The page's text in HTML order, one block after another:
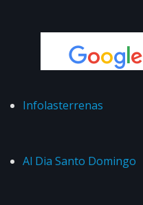
Infolasterrenas
Al Dia Santo Domingo